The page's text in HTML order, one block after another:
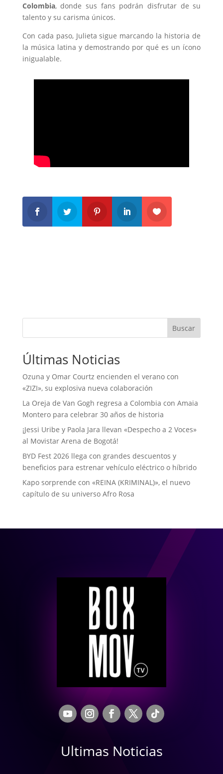
Colombia, donde sus fans podrán disfrutar de su
talento y su carisma únicos.
Con cada paso, Julieta sigue marcando la historia de
la música latina y demostrando por qué es un ícono
inigualable.
Buscar
Últimas Noticias
Ozuna y Omar Courtz encienden el verano con
«ZIZI», su explosiva nueva colaboración
La Oreja de Van Gogh regresa a Colombia con Amaia
Montero para celebrar 30 años de historia
¡Jessi Uribe y Paola Jara llevan «Despecho a 2 Voces»
al Movistar Arena de Bogotá!
BYD Fest 2026 llega con grandes descuentos y
beneficios para estrenar vehículo eléctrico o híbrido
Kapo sorprende con «REINA (KRIMINAL)», el nuevo
capítulo de su universo Afro Rosa
Ultimas Noticias